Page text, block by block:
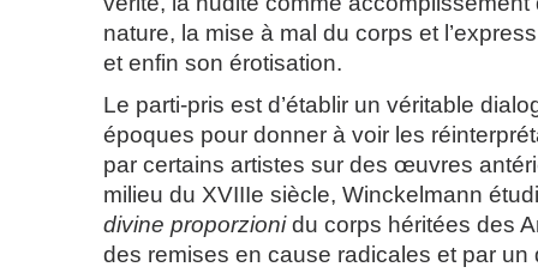
nature, la mise à mal du corps et
et enfin son érotisation.
Le parti-pris est d’établir un véritable
époques pour donner à voir les
par certains artistes sur des œuvres
milieu du XVIIIe siècle, Winckelmann
divine proporzionidu corps héritées des
des remises en cause radicales et par un